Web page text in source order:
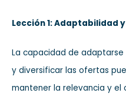
Lección 1: Adaptabilidad
La capacidad de
y diversificar las ofertas
mantener la relevancia y el